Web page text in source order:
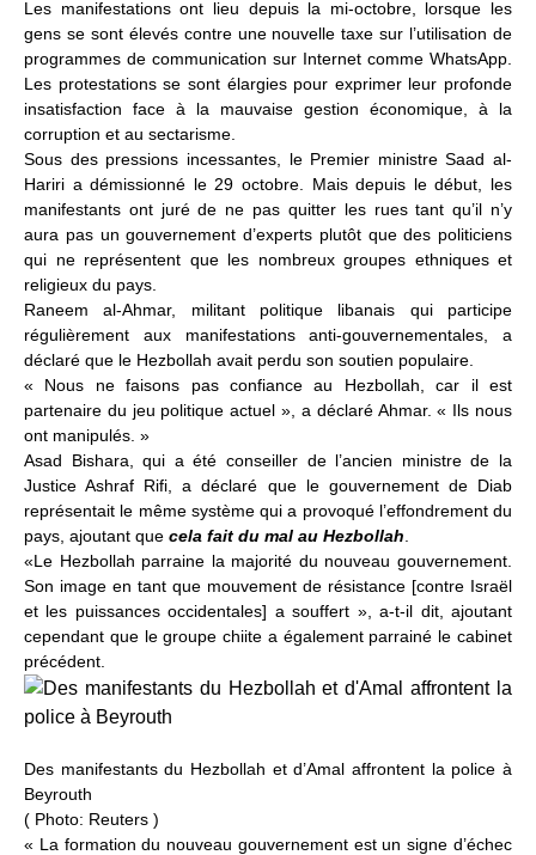
Les manifestations ont lieu depuis la mi-octobre, lorsque les
gens se sont élevés contre une nouvelle taxe sur l’utilisation de
programmes de communication sur Internet comme WhatsApp.
Les protestations se sont élargies pour exprimer leur profonde
insatisfaction face à la mauvaise gestion économique, à la
corruption et au sectarisme.
Sous des pressions incessantes, le Premier ministre Saad al-
Hariri a démissionné le 29 octobre. Mais depuis le début, les
manifestants ont juré de ne pas quitter les rues tant qu’il n’y
aura pas un gouvernement d’experts plutôt que des politiciens
qui ne représentent que les nombreux groupes ethniques et
religieux du pays.
Raneem al-Ahmar, militant politique libanais qui participe
régulièrement aux manifestations anti-gouvernementales, a
déclaré que le Hezbollah avait perdu son soutien populaire.
« Nous ne faisons pas confiance au Hezbollah, car il est
partenaire du jeu politique actuel », a déclaré Ahmar. « Ils nous
ont manipulés. »
Asad Bishara, qui a été conseiller de l’ancien ministre de la
Justice Ashraf Rifi, a déclaré que le gouvernement de Diab
représentait le même système qui a provoqué l’effondrement du
pays, ajoutant que cela fait du mal au Hezbollah
«Le Hezbollah parraine la majorité du nouveau gouvernement.
Son image en tant que mouvement de résistance [contre Israël
et les puissances occidentales] a souffert », a-t-il dit, ajoutant
cependant que le groupe chiite a également parrainé le cabinet
précédent.
Des manifestants du Hezbollah et d’Amal affrontent la police à
Beyrouth
( Photo: Reuters )
« La formation du nouveau gouvernement est un signe d’échec